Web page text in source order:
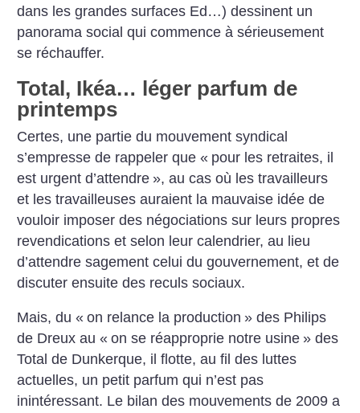
dans les grandes surfaces Ed…) dessinent un
panorama social qui commence à sérieusement
se réchauffer.
Total, Ikéa… léger parfum de
printemps
Certes, une partie du mouvement syndical
s’empresse de rappeler que « pour les retraites, il
est urgent d’attendre », au cas où les travailleurs
et les travailleuses auraient la mauvaise idée de
vouloir imposer des négociations sur leurs propres
revendications et selon leur calendrier, au lieu
d’attendre sagement celui du gouvernement, et de
discuter ensuite des reculs sociaux.
Mais, du « on relance la production » des Philips
de Dreux au « on se réapproprie notre usine » des
Total de Dunkerque, il flotte, au fil des luttes
actuelles, un petit parfum qui n’est pas
inintéressant. Le bilan des mouvements de 2009 a